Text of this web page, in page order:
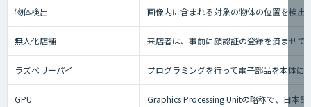
物体検出 画像内に含まれる対象の物体の位置を検出
無人化店舗 来店者は、事前に顔認証の登録を済ませて
ラズベリーパイ プログラミングを行って電子部品を本体
GPU Graphics Processing Unitの略称で、日本